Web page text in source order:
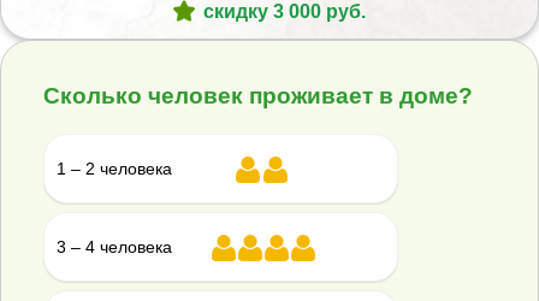
Накопительный септик Гринлос СП 6
Накопительный септик Гринлос СП 7
Накопительный септик Гринлос СП 8
Накопительный септик Гринлос СП 10
Документация
скидку 3 000 руб.
Сколько человек проживает в доме?
1 – 2 человека
3 – 4 человека